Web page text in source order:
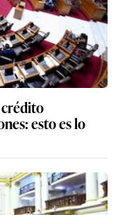
esto es lo